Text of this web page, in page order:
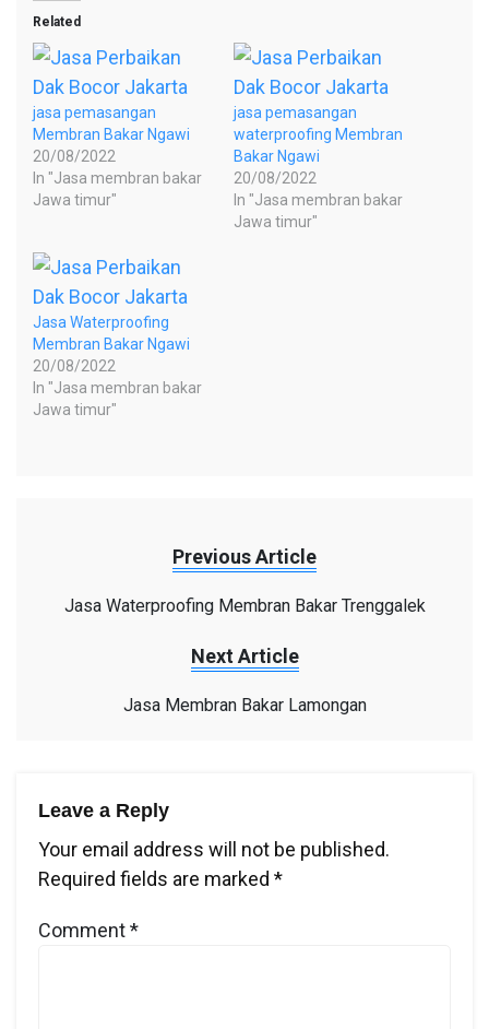
Related
jasa pemasangan
Membran Bakar Ngawi
20/08/2022
In "Jasa membran bakar
Jawa timur"
jasa pemasangan
waterproofing Membran
Bakar Ngawi
20/08/2022
In "Jasa membran bakar
Jawa timur"
Jasa Waterproofing
Membran Bakar Ngawi
20/08/2022
In "Jasa membran bakar
Jawa timur"
Previous Article
Jasa Waterproofing Membran Bakar Trenggalek
Next Article
Jasa Membran Bakar Lamongan
Leave a Reply
Your email address will not be published.
Required fields are marked *
Comment*